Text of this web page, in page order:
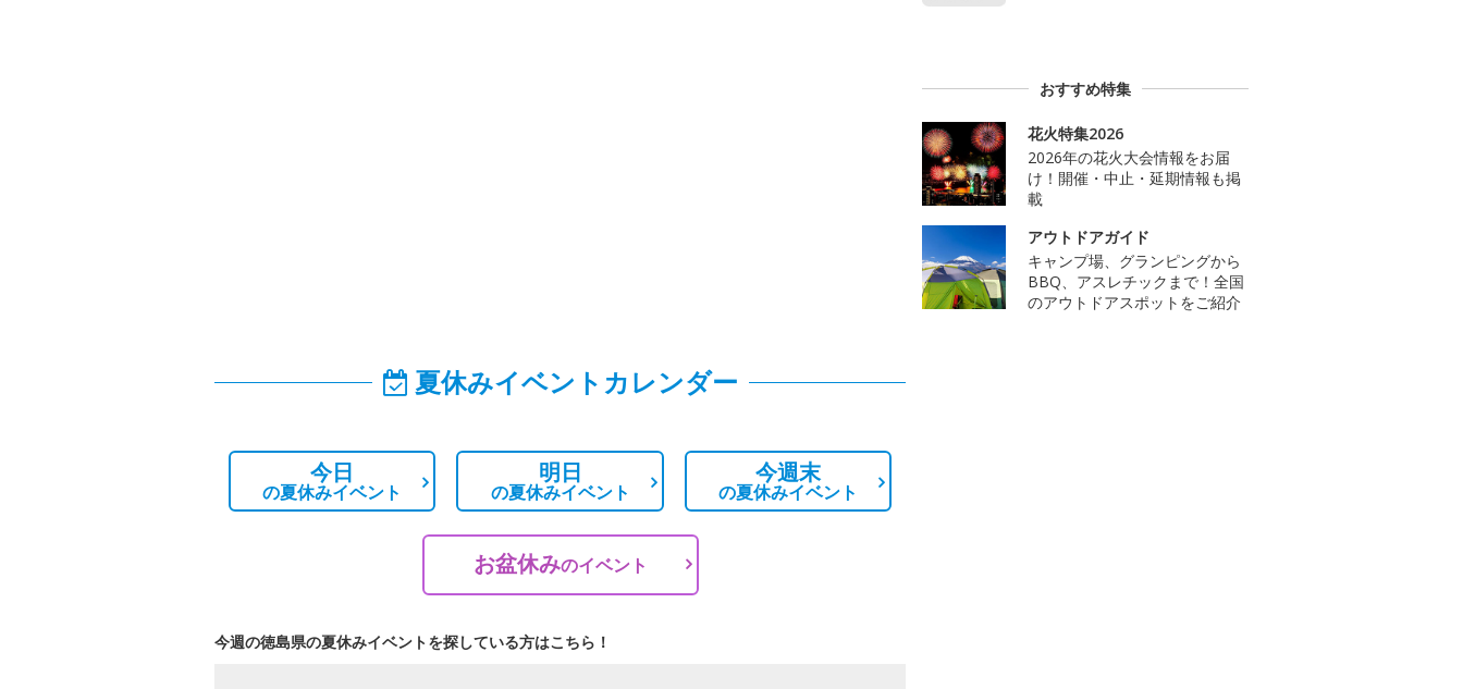
夏休みイベントカレンダー
今日
の夏休みイベント
明日
の夏休みイベント
今週末
の夏休みイベント
お盆休みのイベント
今週の徳島県の夏休みイベントを探している方はこちら！
おすすめ特集
花火特集2026
2026年の花火大会情報をお届
け！開催・中止・延期情報も掲
載
アウトドアガイド
キャンプ場、グランピングから
BBQ、アスレチックまで！全国
のアウトドアスポットをご紹介